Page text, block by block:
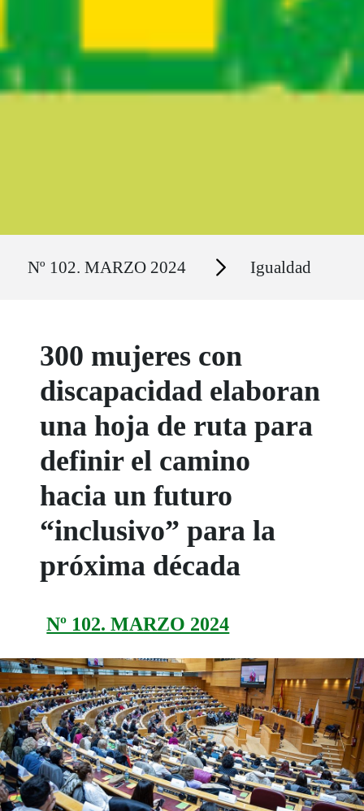
Nº 102. MARZO 2024 Secciones Igualdad
300 mujeres con
discapacidad elaboran
una hoja de ruta para
definir el camino
hacia un futuro
“inclusivo” para la
próxima década
Nº 102. MARZO 2024